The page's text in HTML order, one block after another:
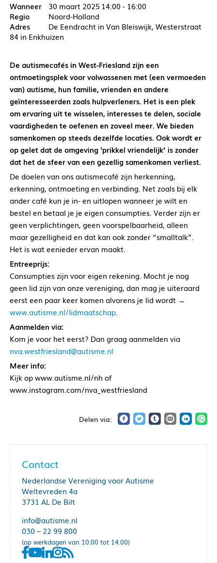
30 maart 2025 14:00 - 16:00
Noord-Holland
De Eendracht in Van Bleiswijk, Westerstraat
84 in Enkhuizen
De autismecafés in West-Friesland zijn een
ontmoetingsplek voor volwassenen met (een vermoeden
van) autisme, hun familie, vrienden en andere
geïnteresseerden zoals hulpverleners. Het is een plek
om ervaring uit te wisselen, interesses te delen, sociale
vaardigheden te oefenen en zoveel meer. We bieden
samenkomen op steeds dezelfde locaties. Ook wordt er
op gelet dat de omgeving ‘prikkel vriendelijk’ is zonder
dat het de sfeer van een gezellig samenkomen verliest.
De doelen van ons autismecafé zijn herkenning,
erkenning, ontmoeting en verbinding. Net zoals bij elk
ander café kun je in- en uitlopen wanneer je wilt en
bestel en betaal je je eigen consumpties. Verder zijn er
geen verplichtingen, geen voorspelbaarheid, alleen
maar gezelligheid en dat kan ook zonder “smalltalk”.
Het is wat eenieder ervan maakt.
Entreeprijs:
Consumpties zijn voor eigen rekening. Mocht je nog
geen lid zijn van onze vereniging, dan mag je uiteraard
eerst een paar keer komen alvorens je lid wordt →
www.autisme.nl/lidmaatschap.
Aanmelden via:
Kom je voor het eerst? Dan graag aanmelden via
nva.westfriesland@autisme.nl
Meer info:
Kijk op www.autisme.nl/nh of
www.instagram.com/nva_westfriesland
Contact
Nederlandse Vereniging voor Autisme
Weltevreden 4a
3731 AL De Bilt
info@autisme.nl
030 – 22 99 800
(op werkdagen van 10.00 tot 14.00)